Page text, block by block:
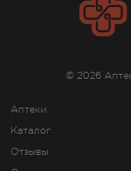
Аптеки
Каталог
Отзывы
© 2026